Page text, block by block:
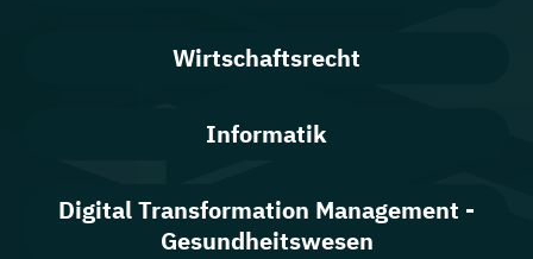
Wirtschaftsrecht
Informatik
Digital Transformation Management -
Gesundheitswesen